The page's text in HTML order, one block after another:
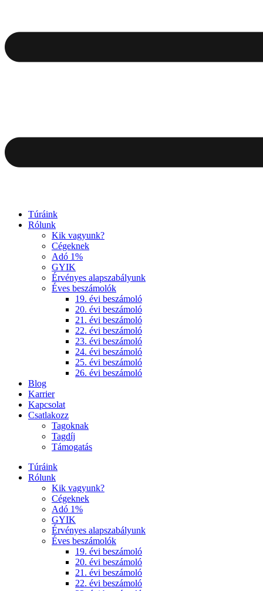
Túráink
Rólunk
Kik vagyunk?
Cégeknek
Adó 1%
GYIK
Érvényes alapszabályunk
Éves beszámolók
19. évi beszámoló
20. évi beszámoló
21. évi beszámoló
22. évi beszámoló
23. évi beszámoló
24. évi beszámoló
25. évi beszámoló
26. évi beszámoló
Blog
Karrier
Kapcsolat
Csatlakozz
Tagoknak
Tagdíj
Támogatás
Túráink
Rólunk
Kik vagyunk?
Cégeknek
Adó 1%
GYIK
Érvényes alapszabályunk
Éves beszámolók
19. évi beszámoló
20. évi beszámoló
21. évi beszámoló
22. évi beszámoló